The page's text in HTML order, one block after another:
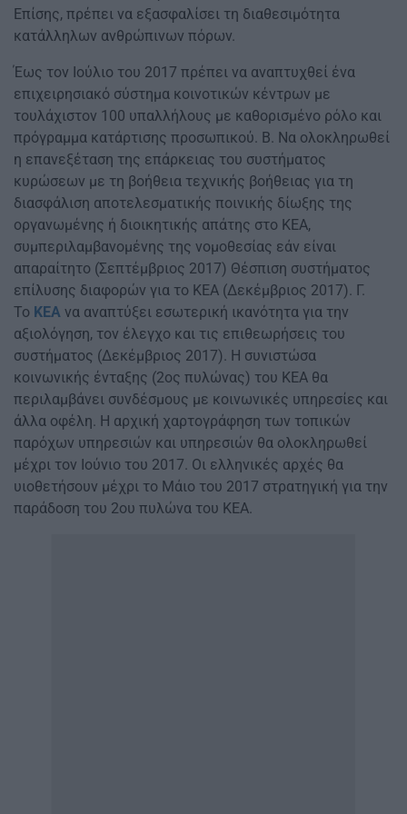
Επίσης, πρέπει να εξασφαλίσει τη διαθεσιμότητα
κατάλληλων ανθρώπινων πόρων.
Έως τον Ιούλιο του 2017 πρέπει να αναπτυχθεί ένα
επιχειρησιακό σύστημα κοινοτικών κέντρων με
τουλάχιστον 100 υπαλλήλους με καθορισμένο ρόλο και
πρόγραμμα κατάρτισης προσωπικού. Β. Να ολοκληρωθεί
η επανεξέταση της επάρκειας του συστήματος
κυρώσεων με τη βοήθεια τεχνικής βοήθειας για τη
διασφάλιση αποτελεσματικής ποινικής δίωξης της
οργανωμένης ή διοικητικής απάτης στο ΚΕΑ,
συμπεριλαμβανομένης της νομοθεσίας εάν είναι
απαραίτητο (Σεπτέμβριος 2017) Θέσπιση συστήματος
επίλυσης διαφορών για το ΚΕΑ (Δεκέμβριος 2017). Γ.
Το ΚΕΑ να αναπτύξει εσωτερική ικανότητα για την
αξιολόγηση, τον έλεγχο και τις επιθεωρήσεις του
συστήματος (Δεκέμβριος 2017). Η συνιστώσα
κοινωνικής ένταξης (2ος πυλώνας) του ΚΕΑ θα
περιλαμβάνει συνδέσμους με κοινωνικές υπηρεσίες και
άλλα οφέλη. Η αρχική χαρτογράφηση των τοπικών
παρόχων υπηρεσιών και υπηρεσιών θα ολοκληρωθεί
μέχρι τον Ιούνιο του 2017. Οι ελληνικές αρχές θα
υιοθετήσουν μέχρι το Μάιο του 2017 στρατηγική για την
παράδοση του 2ου πυλώνα του ΚΕΑ.